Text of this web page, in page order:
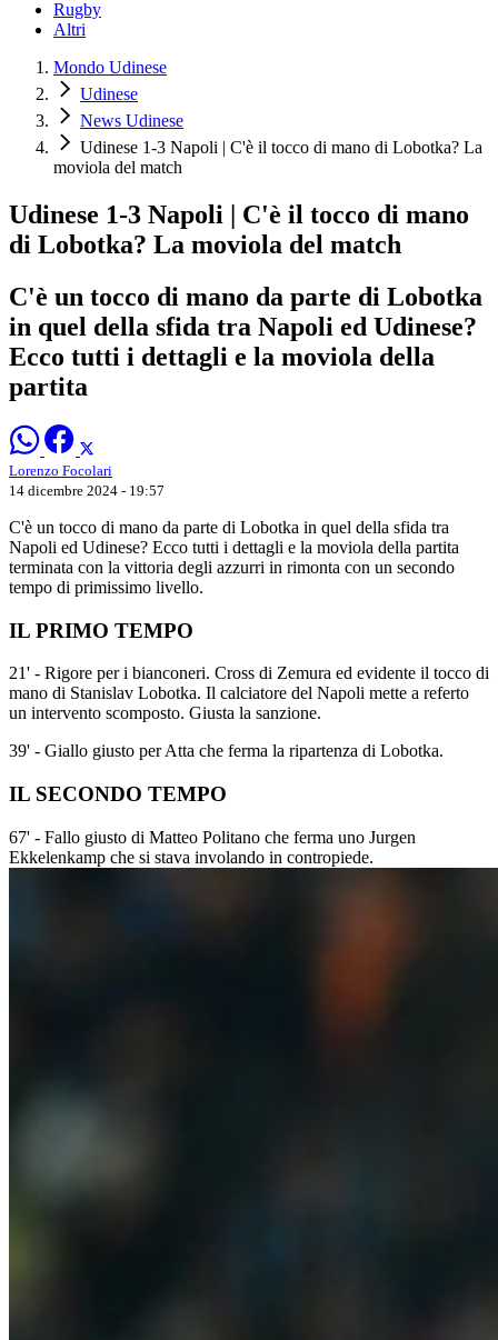
Rugby
Altri
Mondo Udinese
Udinese
News Udinese
Udinese 1-3 Napoli | C'è il tocco di mano di Lobotka? La
moviola del match
Udinese 1-3 Napoli | C'è il tocco di mano
di Lobotka? La moviola del match
C'è un tocco di mano da parte di Lobotka
in quel della sfida tra Napoli ed Udinese?
Ecco tutti i dettagli e la moviola della
partita
Lorenzo Focolari
14 dicembre 2024 - 19:57
C'è un tocco di mano da parte di Lobotka in quel della sfida tra
Napoli ed Udinese? Ecco tutti i dettagli e la moviola della partita
terminata con la vittoria degli azzurri in rimonta con un secondo
tempo di primissimo livello.
IL PRIMO TEMPO
21' - Rigore per i bianconeri. Cross di Zemura ed evidente il tocco di
mano di Stanislav Lobotka. Il calciatore del Napoli mette a referto
un intervento scomposto. Giusta la sanzione.
39' - Giallo giusto per Atta che ferma la ripartenza di Lobotka.
IL SECONDO TEMPO
67' - Fallo giusto di Matteo Politano che ferma uno Jurgen
Ekkelenkamp che si stava involando in contropiede.